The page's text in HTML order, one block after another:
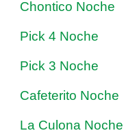
Chontico Noche
Pick 4 Noche
Pick 3 Noche
Cafeterito Noche
La Culona Noche